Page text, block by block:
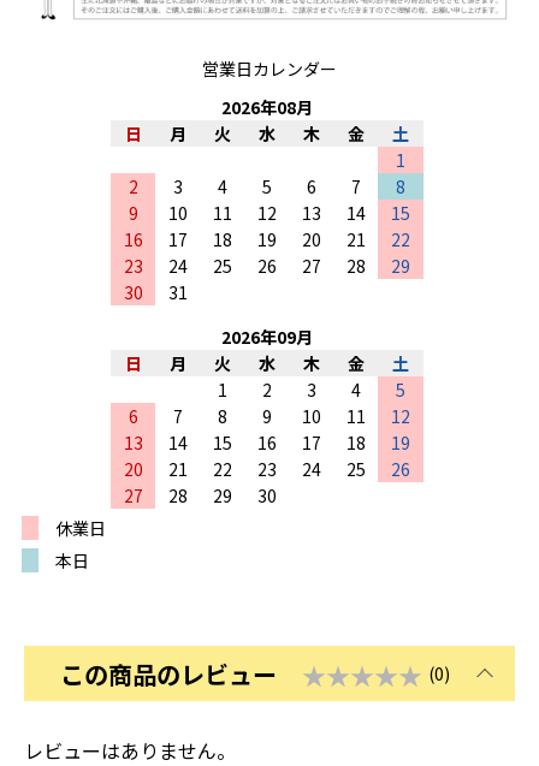
営業日カレンダー
2026年08月
日
月 火 水 木 金
土
1
2
3 4 5 6 7
8
9
10 11 12 13 14
15
16
17 18 19 20 21
22
23
24 25 26 27 28
29
30
31
2026年09月
日
月 火 水 木 金
土
1
2 3 4
5
6
7 8 9 10 11
12
13
14 15 16 17 18
19
20
21 22 23 24 25
26
27
28 29
30
休業日
本日
この商品のレビュー ★★★★★ (0)
レビューはありません。